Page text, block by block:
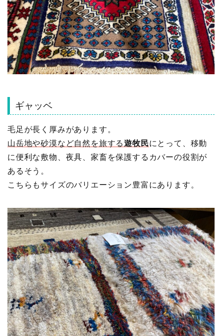
ギャッベ
毛足が長く厚みがあります。
山岳地や砂漠など自然を旅する遊牧民にとって、移動
に便利な敷物、夜具、家畜を保護するカバーの役割が
あるそう。
こちらもサイズのバリエーション豊富にあります。